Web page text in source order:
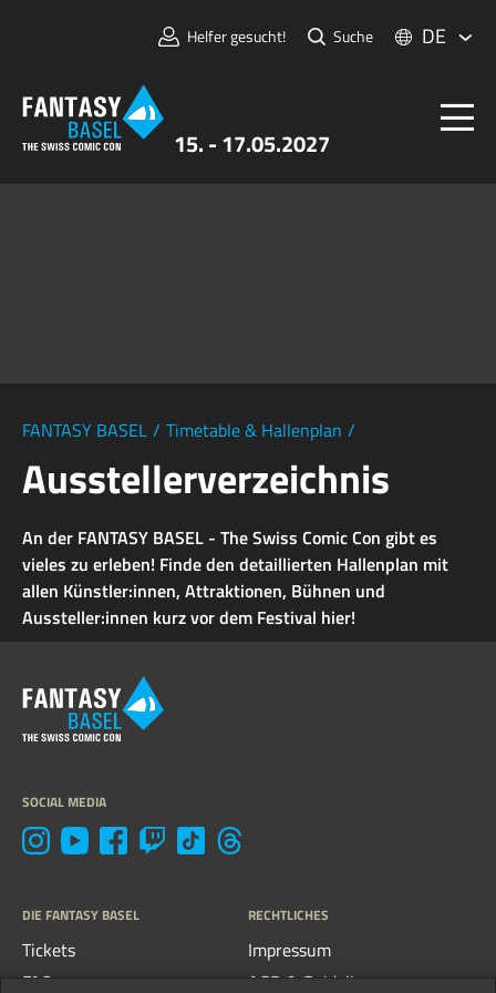
15. - 17.05.2027
Helfer gesucht! Suche DE
FANTASY BASEL / Timetable & Hallenplan /
Ausstellerverzeichnis
An der FANTASY BASEL - The Swiss Comic Con gibt es
vieles zu erleben! Finde den detaillierten Hallenplan mit
allen Künstler:innen, Attraktionen, Bühnen und
Aussteller:innen kurz vor dem Festival hier!
SOCIAL MEDIA
DIE FANTASY BASEL
Tickets
FAQs
RECHTLICHES
Impressum
AGB & Guidelines